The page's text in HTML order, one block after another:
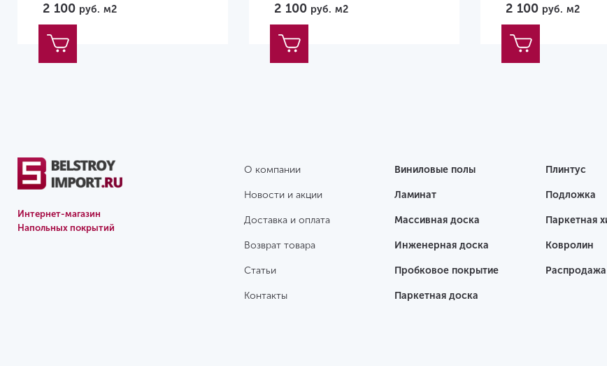
2 100 руб. м2 2 100 руб. м2 2 100 руб. м2
Интернет-магазин
Напольных покрытий
О компании
Новости и акции
Доставка и оплата
Возврат товара
Статьи
Контакты
Виниловые полы
Ламинат
Массивная доска
Инженерная доска
Пробковое покрытие
Паркетная доска
Плинтус
Подложка
Паркетная
Ковролин
Распродажа